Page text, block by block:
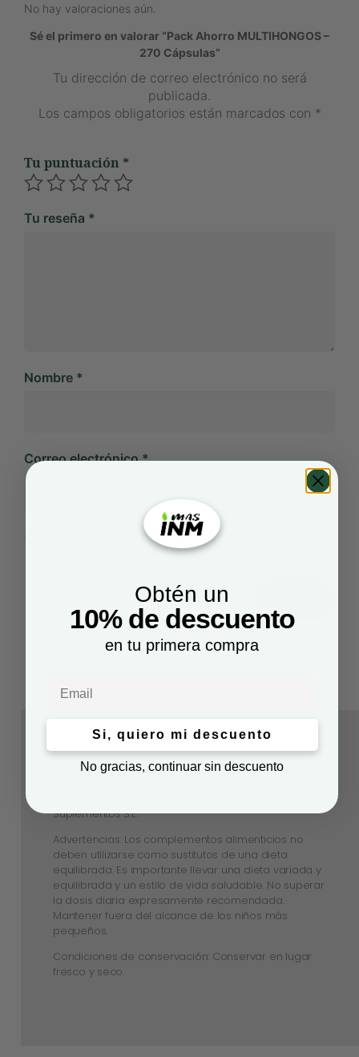
No hay valoraciones aún.
Sé el primero en valorar “Pack Ahorro MULTIHONGOS –
270 Cápsulas”
Tu dirección de correo electrónico no será
publicada.
Los campos obligatorios están marcados con *
Tu puntuación *
Tu reseña *
Nombre *
Correo electrónico*
Guarda mi nombre, correo electrónico y web en
este navegador para la próxima vez que comente.
Información legal
Suplementos S.L.
Advertencias: Los complementos alimenticios no
deben utilizarse como sustitutos de una dieta
equilibrada. Es importante llevar una dieta variada y
equilibrada y un estilo de vida saludable. No superar
la dosis diaria expresamente recomendada.
Mantener fuera del alcance de los niños más
pequeños.
Condiciones de conservación: Conservar en lugar
fresco y seco.
Obtén un
10% de descuento
en tu primera compra
Si, quiero mi descuento
No gracias, continuar sin descuento